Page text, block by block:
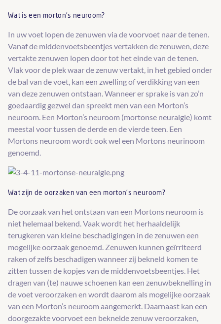
Wat is een morton’s neuroom?
In uw voet lopen de zenuwen via de voorvoet naar de tenen.
Vanaf de middenvoetsbeentjes vertakken de zenuwen, deze
vertakte zenuwen lopen door tot het einde van de tenen.
Vlak voor de plek waar de zenuw vertakt, in het gebied onder
de bal van de voet, kan een zwelling of verdikking van een
van deze zenuwen ontstaan. Wanneer er sprake is van zo’n
goedaardig gezwel dan spreekt men van een Morton’s
neuroom. Een Morton’s neuroom (mortonse neuralgie) komt
meestal voor tussen de derde en de vierde teen. Een
Mortons neuroom wordt ook wel een Mortons neurinoom
genoemd.
Wat zijn de oorzaken van een morton’s neuroom?
De oorzaak van het ontstaan van een Mortons neuroom is
niet helemaal bekend. Vaak wordt het herhaaldelijk
terugkeren van kleine beschadigingen in de zenuwen een
mogelijke oorzaak genoemd. Zenuwen kunnen geïrriteerd
raken of zelfs beschadigen wanneer zij bekneld komen te
zitten tussen de kopjes van de middenvoetsbeentjes. Het
dragen van (te) nauwe schoenen kan een zenuwbeknelling in
de voet veroorzaken en wordt daarom als mogelijke oorzaak
van een Morton’s neuroom aangemerkt. Daarnaast kan een
doorgezakte voorvoet een beknelde zenuw veroorzaken,